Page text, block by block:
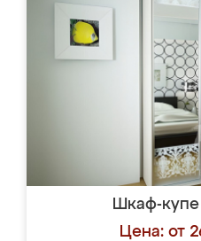
Шкаф-
Цена: от